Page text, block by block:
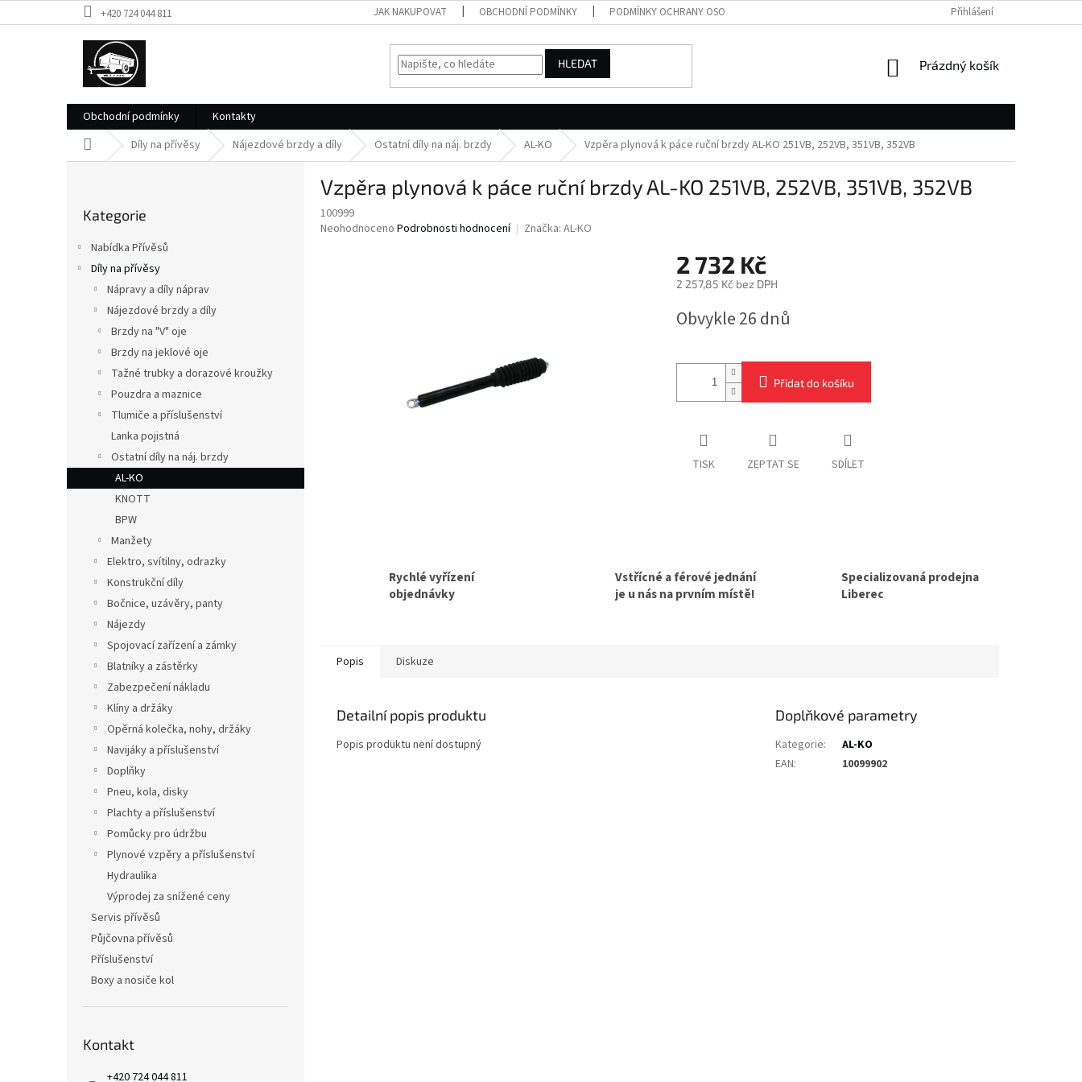
na
+420 724 044 811 JAK NAKUPOVAT OBCHODNÍ PODMÍNKY PODMÍNKY OCHRANY OSOBNÍCH ÚDAJŮ Přihlášení
HLEDAT
NÁKUPNÍ
Prázdný košík
Obchodní podmínky
Kontakty
Domů Díly na přívěsy Nájezdové brzdy a díly Ostatní díly na náj. brzdy AL-KO Vzpěra plynová k páce ruční brzdy AL-KO 251VB, 252VB, 351VB, 352VB
kategorie
Kategorie
Nabídka Přívěsů
Díly na přívěsy
Nápravy a díly náprav
Nájezdové brzdy a díly
Brzdy na "V" oje
Brzdy na jeklové oje
Tažné trubky a dorazové kroužky
Pouzdra a maznice
Tlumiče a příslušenství
Lanka pojistná
Ostatní díly na náj. brzdy
AL-KO
KNOTT
BPW
Manžety
Elektro, svítilny, odrazky
Konstrukční díly
Bočnice, uzávěry, panty
Nájezdy
Spojovací zařízení a zámky
Blatníky a zástěrky
Zabezpečení nákladu
Klíny a držáky
Opěrná kolečka, nohy, držáky
Navijáky a příslušenství
Doplňky
Pneu, kola, disky
Plachty a příslušenství
Pomůcky pro údržbu
Plynové vzpěry a příslušenství
Hydraulika
Výprodej za snížené ceny
Servis přívěsů
Půjčovna přívěsů
Příslušenství
Boxy a nosiče kol
Kontakt
+420 724 044 811
Vzpěra plynová k páce ruční brzdy AL-KO 251VB, 252VB, 351VB, 352VB
100999
Průměrné
Neohodnoceno Podrobnosti hodnocení Značka: AL-KO
2 732 Kč
2 257,85 Kč bez DPH
cena:
Obvykle 26 dnů
Přidat do košíku
TISK ZEPTAT SE SDÍLET
Rychlé vyřízení
objednávky
Vstřícné a férové jednání
je u nás na prvním místě!
Specializovaná prodejna
Liberec
Popis Diskuze
Detailní popis produktu
Popis produktu není dostupný
Doplňkové parametry
Kategorie:
AL-KO
EAN: 10099902